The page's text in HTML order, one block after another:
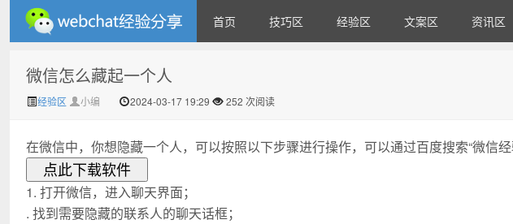
微信经验技巧分享网 - 2人共
首页 技巧区 经验区 文案区 资讯区
微信怎么藏起一个人
经验区 小编 2024-03-17 19:29 252 次阅读
在微信中，你想隐藏一个人，可以按照以下步骤进行操作，可以通过百度搜索“微信经
点此下载软件
1. 打开微信，进入聊天界面；
. 找到需要隐藏的联系人的聊天话框；